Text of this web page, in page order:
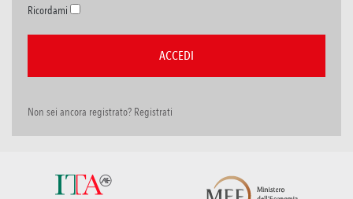
Ricordami
Non sei ancora registrato? Registrati